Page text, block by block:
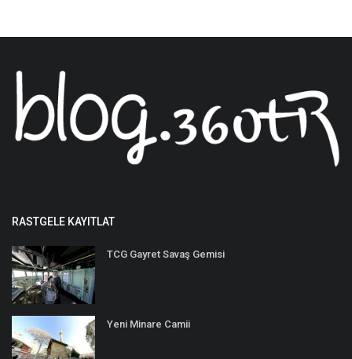
RASTGELE KAYITLAT
TCG Gayret Savaş Gemisi
Yeni Minare Camii